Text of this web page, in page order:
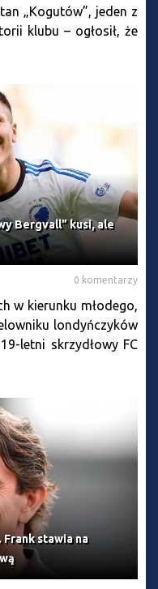
„Kogutów”, jeden z
klubu – ogłosił, że
Bergvall” kusi, ale
0 komentarzy
w kierunku młodego,
londyńczyków
letni skrzydłowy FC
Frank stawia na